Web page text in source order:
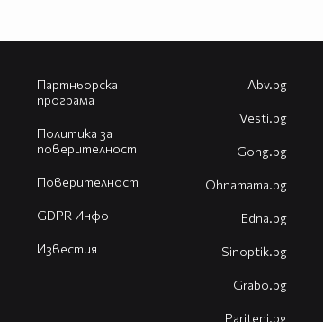
Партньорска
програма
Политика за
поверителност
Поверителност
GDPR Инфо
Известия
Abv.bg
Vesti.bg
Gong.bg
Оhnamama.bg
Edna.bg
Sinoptik.bg
Grabo.bg
Pariteni.bg